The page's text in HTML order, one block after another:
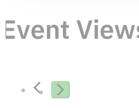
Event